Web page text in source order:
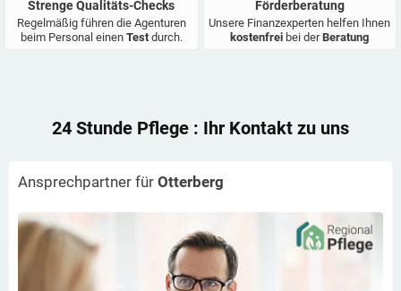
Strenge Qualitäts-Checks
Regelmäßig führen die Agenturen
beim Personal einen Test durch.
Förderberatung
Unsere Finanzexperten helfen Ihnen
kostenfrei bei derBeratung
24 Stunde Pflege : Ihr Kontakt zu uns
Ansprechpartner für Otterberg